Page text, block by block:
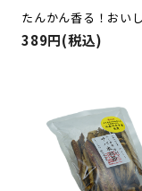
たんかん香る！おい
389円(税込)